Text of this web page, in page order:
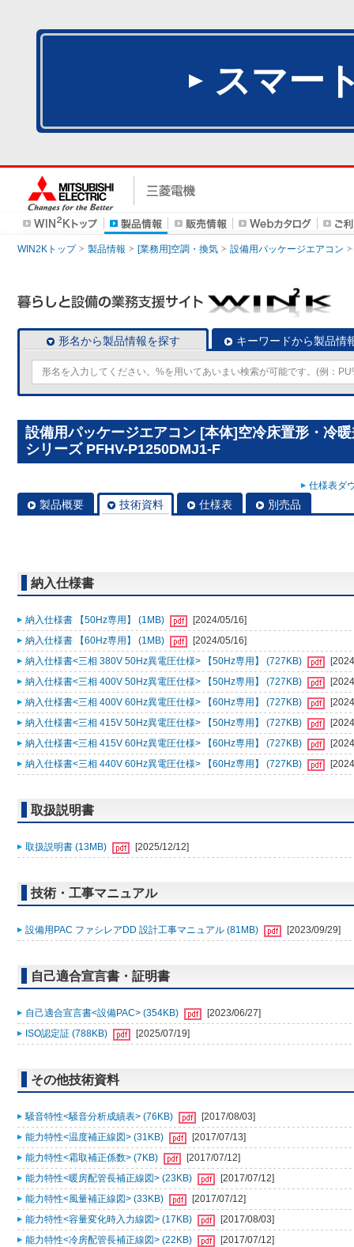
スマー
WIN2Kトップ 製品情報 [業務用]空調・換気 設備用パッケージエアコン
形名から製品情報を探す キーワードから製品情
設備用パッケージエアコン [本体]空冷床置形・冷
シリーズ PFHV-P1250DMJ1-F
仕様表ダ
製品概要 技術資料 仕様表 別売品
納入仕様書
納入仕様書 【50Hz専用】 (1MB)
[2024/05/16]
納入仕様書 【60Hz専用】 (1MB)
[2024/05/16]
納入仕様書<三相 380V 50Hz異電圧仕様> 【50Hz専用】 (727KB)
納入仕様書<三相 400V 50Hz異電圧仕様> 【50Hz専用】 (727KB)
納入仕様書<三相 400V 60Hz異電圧仕様> 【60Hz専用】 (727KB)
納入仕様書<三相 415V 50Hz異電圧仕様> 【50Hz専用】 (727KB)
納入仕様書<三相 415V 60Hz異電圧仕様> 【60Hz専用】 (727KB)
納入仕様書<三相 440V 60Hz異電圧仕様> 【60Hz専用】 (727KB)
取扱説明書
取扱説明書 (13MB) [2025/12/12]
技術・工事マニュアル
設備用PAC ファシレアDD 設計工事マニュアル (81MB) [2023/09/29]
自己適合宣言書・証明書
自己適合宣言書<設備PAC> (354KB)
[2023/06/27]
ISO認定証 (788KB)
[2025/07/19]
その他技術資料
騒音特性<騒音分析成績表> (76KB)
[2017/08/03]
能力特性<温度補正線図> (31KB)
[2017/07/13]
能力特性<霜取補正係数> (7KB)
[2017/07/12]
能力特性<暖房配管長補正線図> (23KB)
[2017/07/12]
能力特性<風量補正線図> (33KB)
[2017/07/12]
能力特性<容量変化時入力線図> (17KB)
[2017/08/03]
能力特性<冷房配管長補正線図> (22KB)
[2017/07/12]